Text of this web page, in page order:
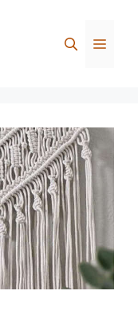
Menu